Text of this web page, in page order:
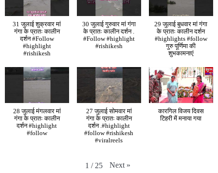
31 जुलाई शुक्रवार मां
गंगा के प्रातः कालीन
दर्शन #Follow
#highlight
#rishikesh
30 जुलाई गुरुवार मां गंगा
के प्रातः कालीन दर्शन .
#Follow #highlight
#rishikesh
29 जुलाई बुधवार मां गंगा
के प्रातः कालीन दर्शन
#highlights #follow
गुरु पूर्णिमा की
शुभकामनाएं
28 जुलाई मंगलवार मां
गंगा के प्रातः कालीन
दर्शन #highlight
#follow
27 जुलाई सोमवार मां
गंगा के प्रातः कालीन
दर्शन .#highlight
#follow #rishikesh
#viralreels
कारगिल विजय दिवस
टिहरी में मनाया गया
1 / 25 Next »